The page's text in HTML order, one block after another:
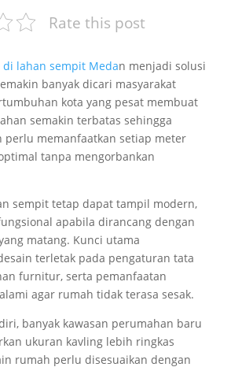
Rate this post
lahan sempit Medan menjadi solusi
banyak dicari masyarakat
kota yang pesat membuat
semakin terbatas sehingga
perlu memanfaatkan setiap meter
tanpa mengorbankan
sempit tetap dapat tampil modern,
apabila dirancang dengan
matang. Kunci utama
terletak pada pengaturan tata
furnitur, serta pemanfaatan
agar rumah tidak terasa sesak.
banyak kawasan perumahan baru
ukuran kavling lebih ringkas
rumah perlu disesuaikan dengan